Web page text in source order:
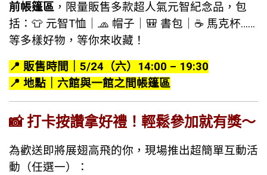
前帳篷區 ，限量販售多款超人氣元智紀念品，包
括：👕 元智T恤｜🧢 帽子｜🎒 書包｜☕ 馬克杯……
等多樣好物，等你來收藏！
📍 販售時間｜5/24（六）14:00 – 19:30
📍 地點｜六館與一館之間帳篷區
📸 打卡按讚拿好禮！輕鬆參加就有獎～
為歡送即將展翅高飛的你，現場推出超簡單互動活
動（任選一）：